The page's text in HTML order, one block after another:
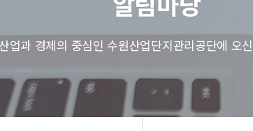
업과 경제의 중심인 수원산업단지관리공단에 오